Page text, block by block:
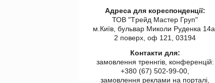
Адреса для кореспонденції:
ТОВ "Tрейд Мастер Груп"
м.Київ, бульвар Миколи Руденка 14а,
2 поверх, оф 121, 03194
Контакти для:
замовлення треннгів, конференцій:
+380 (67) 502-99-00,
замовлення реклами на порталі,